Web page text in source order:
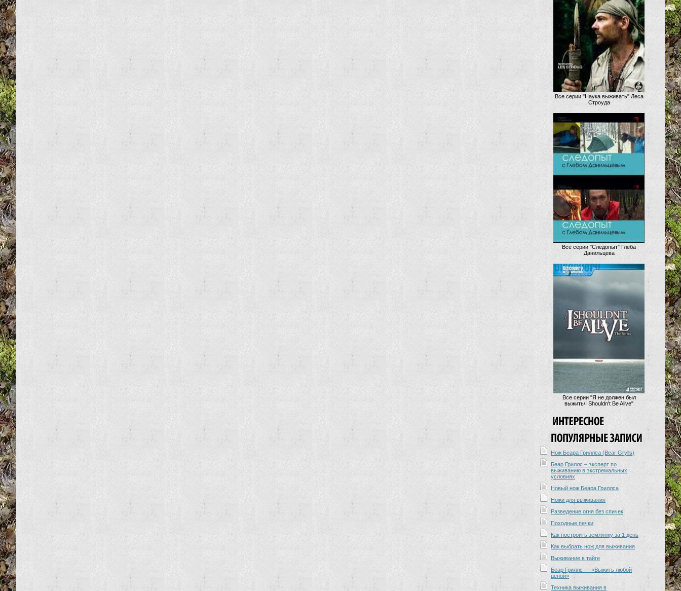
Все серии "Наука выживать" Леса
Строуда
Все серии "Следопыт" Глеба
Данильцева
Все серии "Я не должен был
выжить/I Shouldn't Be Alive"
Нож Беара Гриллса (Bear Grylls)
Беар Гриллс – эксперт по
выживанию в экстремальных
условиях
Новый нож Беара Гриллса
Ножи для выживания
Разведение огня без спичек
Походные печки
Как построить землянку за 1 день
Как выбрать нож для выживания
Выживание в тайге
Беар Гриллс — «Выжить любой
ценой»
Техника выживания в